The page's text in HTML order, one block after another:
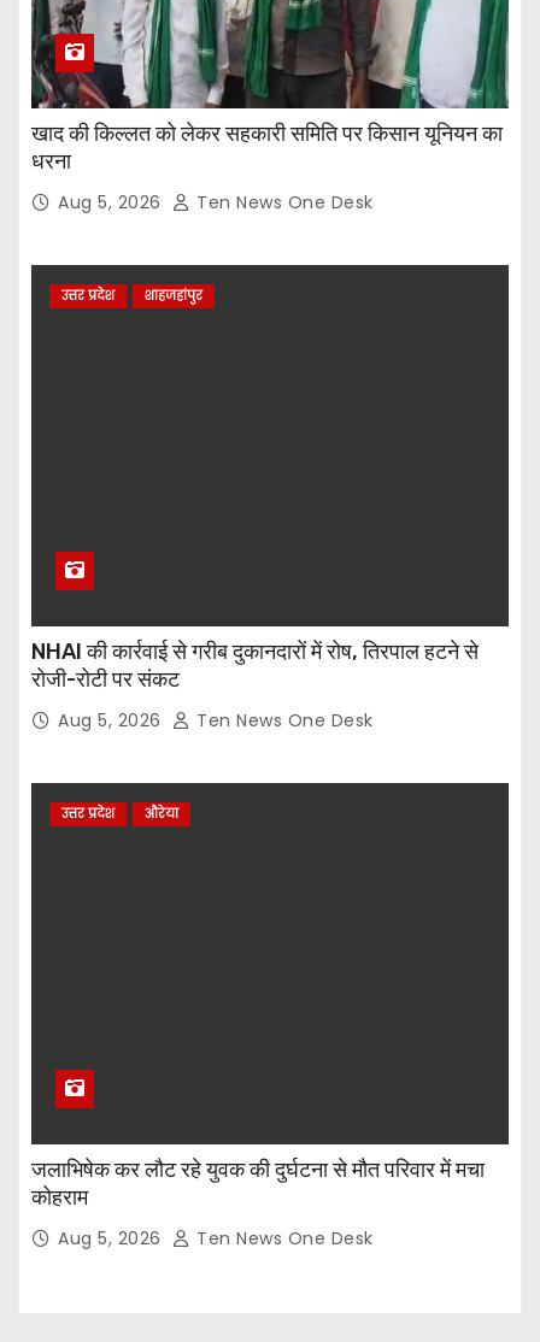
खाद की किल्लत को लेकर सहकारी समिति पर किसान यूनियन का
धरना
Aug 5, 2026 Ten News One Desk
उत्तर प्रदेश शाहजहांपुर
NHAI की कार्रवाई से गरीब दुकानदारों में रोष, तिरपाल हटने से
रोजी-रोटी पर संकट
Aug 5, 2026 Ten News One Desk
उत्तर प्रदेश औरेया
जलाभिषेक कर लौट रहे युवक की दुर्घटना से मौत परिवार में मचा
कोहराम
Aug 5, 2026 Ten News One Desk